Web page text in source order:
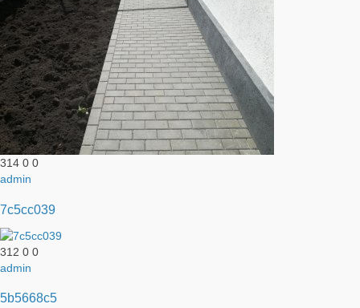
314 0 0
admin
7c5cc039
312 0 0
admin
5b5668c5